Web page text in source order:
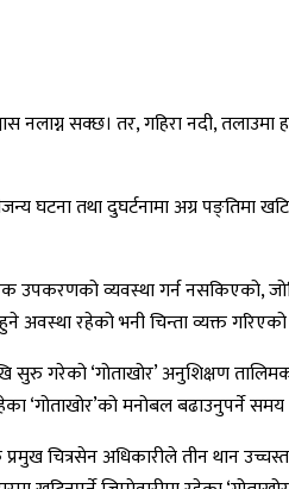
नलाग्न सक्छ। तर, गहिरा नदी,
घटना तथा दुघर्टनामा अग्र पङ्तिमा
उपकरणको व्यवस्था गर्न नसकिएको,
अवस्था रहेको भनी चिन्ता व्यक्त
‘गोताखोर’ अनुशिक्षण
‘गोताखोर’को मनोबल बढाउनुपर्ने
चित्रसेन अधिकारीले तीन थान